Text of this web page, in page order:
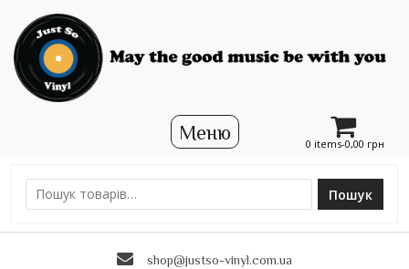
0 items-0,00 грн
Ш
Пошук
shop@justso-vinyl.com.ua